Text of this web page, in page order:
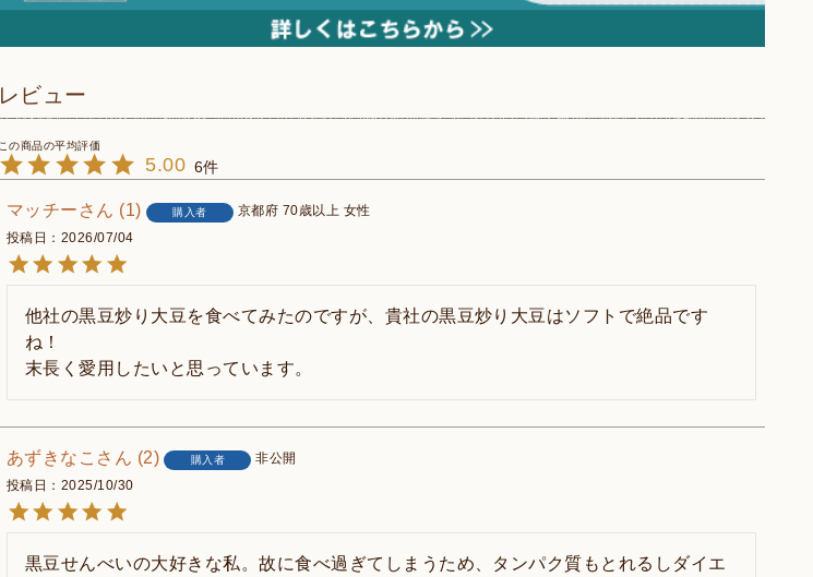
レビュー
5.00 6
マッチー 1 購入者 京都府 70歳以上 女性
投稿日
2026/07/04
他社の黒豆炒り大豆を食べてみたのですが、貴社の黒豆炒り大豆はソフトで絶品です
ね！
末長く愛用したいと思っています。
あずきなこ 2 購入者
非公開
投稿日
2025/10/30
黒豆せんべいの大好きな私。故に食べ過ぎてしまうため、タンパク質もとれるしダイエ